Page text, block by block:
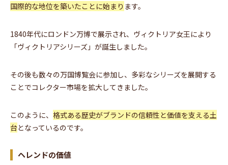
国際的な地位を築いたことに始まり ます。
1840年代にロンドン万博で展示され、ヴィクトリア女王により
「ヴィクトリアシリーズ」が誕生しました。
その後も数々の万国博覧会に参加し、多彩なシリーズを展開する
ことでコレクター市場を拡大してきました。
このように、 格式ある歴史がブランドの信頼性と価値を支える土
台となっているのです。
ヘレンドの価値